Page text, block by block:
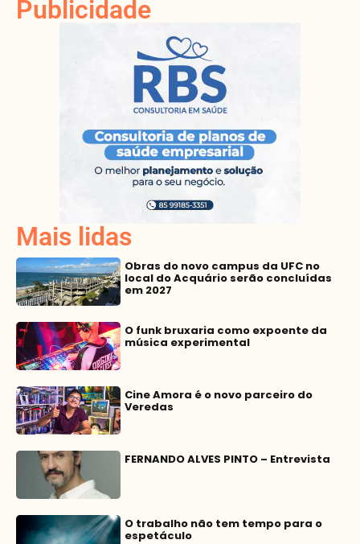
Publicidade
Mais lidas
Obras do novo campus da UFC no
local do Acquário serão concluídas
em 2027
O funk bruxaria como expoente da
música experimental
Cine Amora é o novo parceiro do
Veredas
FERNANDO ALVES PINTO – Entrevista
O trabalho não tem tempo para o
espetáculo